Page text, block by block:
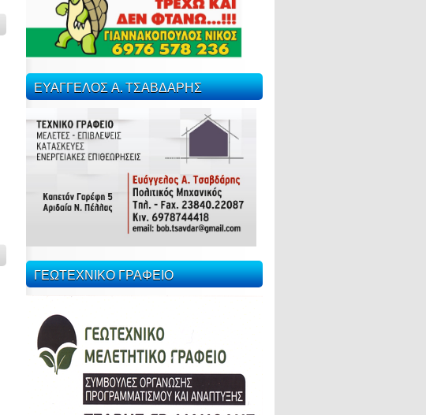
ΕΥΑΓΓΕΛΟΣ Α. ΤΣΑΒΔΑΡΗΣ
ΓΕΩΤΕΧΝΙΚΟ ΓΡΑΦΕΙΟ